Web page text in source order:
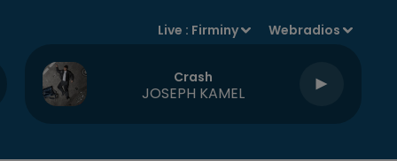
Live : Firminy Webradios
Crash
JOSEPH KAMEL